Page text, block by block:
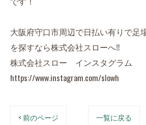
大阪府守口市周辺で日払い有りで足
を探すなら株式会社スローへ‼︎
株式会社スロー インスタグラム
https://www.instagram.com/slowh
< 前のページ 一覧に戻る